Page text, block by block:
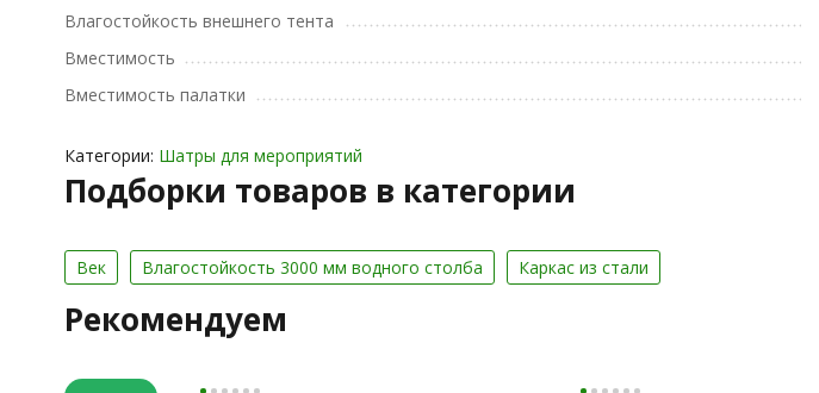
Влагостойкость внешнего тента
Вместимость
Вместимость палатки
Категории: Шатры для мероприятий
Подборки товаров в категории
Век Влагостойкость 3000 мм водного столба Каркас из cтали
Рекомендуем